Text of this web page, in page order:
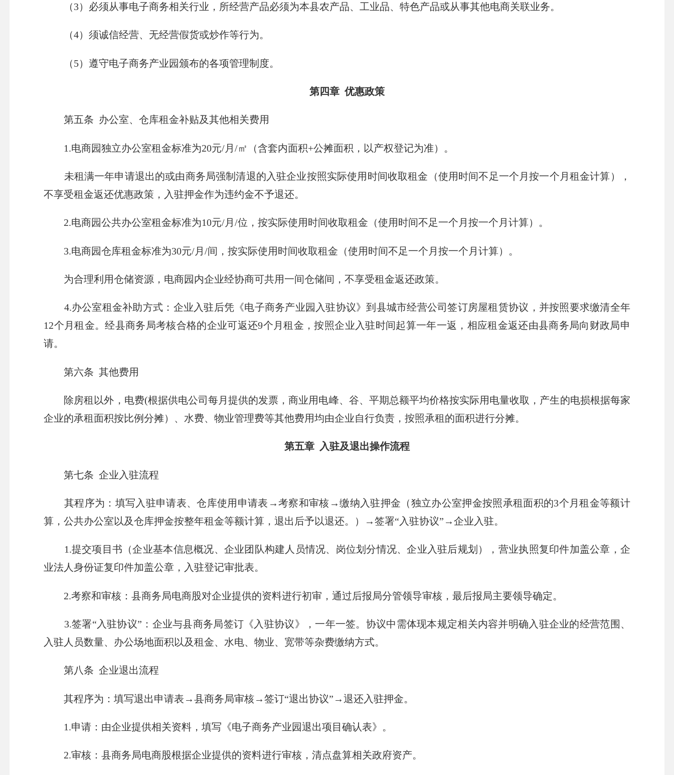
（3）必须从事电子商务相关行业，所经营产品必须为本县农产品、工业品、特色产品或从事其他电商关联业务。
（4）须诚信经营、无经营假货或炒作等行为。
（5）遵守电子商务产业园颁布的各项管理制度。
第四章 优惠政策
第五条 办公室、仓库租金补贴及其他相关费用
1.电商园独立办公室租金标准为20元/月/㎡（含套内面积+公摊面积，以产权登记为准）。
未租满一年申请退出的或由商务局强制清退的入驻企业按照实际使用时间收取租金（使用时间不足一个月按一个月租金计算），
不享受租金返还优惠政策，入驻押金作为违约金不予退还。
2.电商园公共办公室租金标准为10元/月/位，按实际使用时间收取租金（使用时间不足一个月按一个月计算）。
3.电商园仓库租金标准为30元/月/间，按实际使用时间收取租金（使用时间不足一个月按一个月计算）。
为合理利用仓储资源，电商园内企业经协商可共用一间仓储间，不享受租金返还政策。
4.办公室租金补助方式：企业入驻后凭《电子商务产业园入驻协议》到县城市经营公司签订房屋租赁协议，并按照要求缴清全年
12个月租金。经县商务局考核合格的企业可返还9个月租金，按照企业入驻时间起算一年一返，相应租金返还由县商务局向财政局申
请。
第六条 其他费用
除房租以外，电费(根据供电公司每月提供的发票，商业用电峰、谷、平期总额平均价格按实际用电量收取，产生的电损根据每家
企业的承租面积按比例分摊）、水费、物业管理费等其他费用均由企业自行负责，按照承租的面积进行分摊。
第五章 入驻及退出操作流程
第七条 企业入驻流程
其程序为：填写入驻申请表、仓库使用申请表→考察和审核→缴纳入驻押金（独立办公室押金按照承租面积的3个月租金等额计
算，公共办公室以及仓库押金按整年租金等额计算，退出后予以退还。）→签署“入驻协议”→企业入驻。
1.提交项目书（企业基本信息概况、企业团队构建人员情况、岗位划分情况、企业入驻后规划），营业执照复印件加盖公章，企
业法人身份证复印件加盖公章，入驻登记审批表。
2.考察和审核：县商务局电商股对企业提供的资料进行初审，通过后报局分管领导审核，最后报局主要领导确定。
3.签署“入驻协议”：企业与县商务局签订《入驻协议》，一年一签。协议中需体现本规定相关内容并明确入驻企业的经营范围、
入驻人员数量、办公场地面积以及租金、水电、物业、宽带等杂费缴纳方式。
第八条 企业退出流程
其程序为：填写退出申请表→县商务局审核→签订“退出协议”→退还入驻押金。
1.申请：由企业提供相关资料，填写《电子商务产业园退出项目确认表》。
2.审核：县商务局电商股根据企业提供的资料进行审核，清点盘算相关政府资产。